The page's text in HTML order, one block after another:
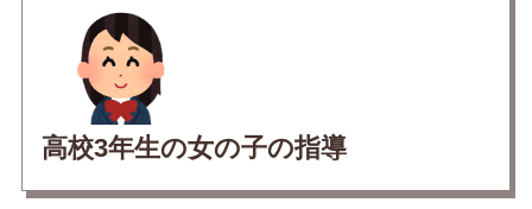
高校3年生の女の子の指導